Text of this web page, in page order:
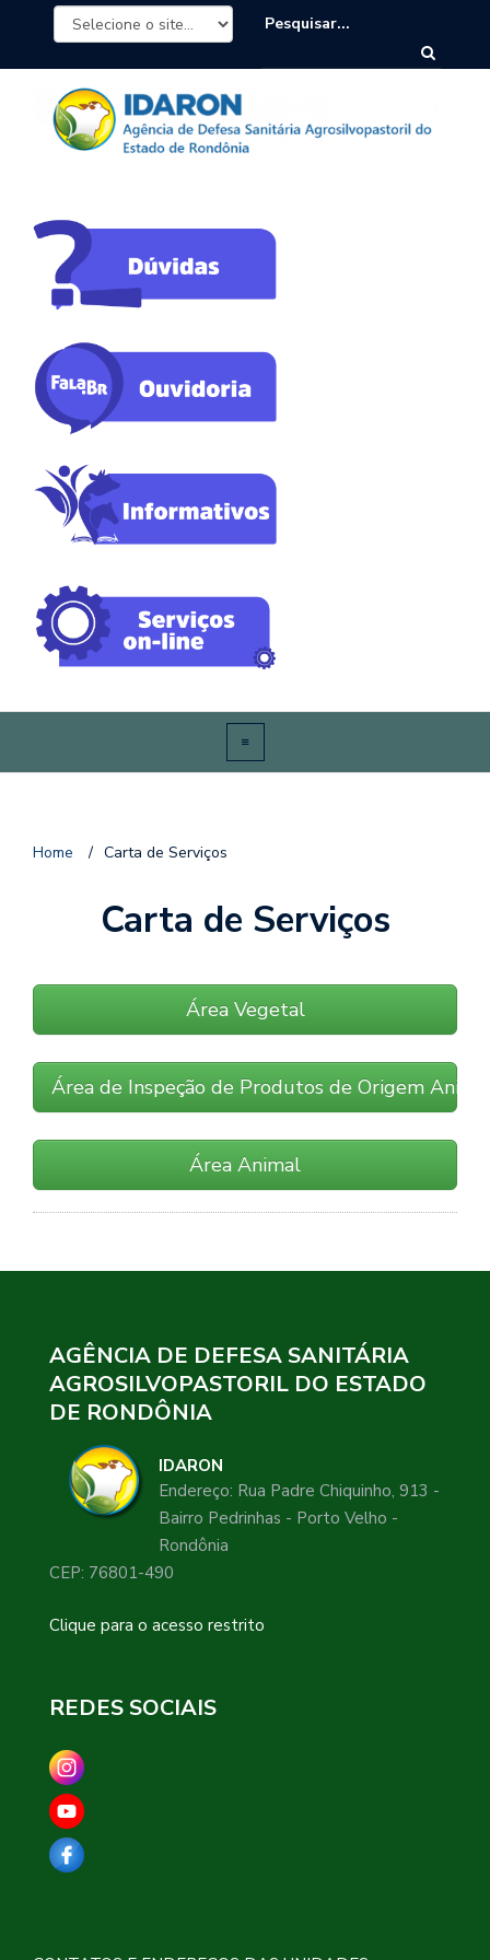
Home / Carta de Serviços
Carta de Serviços
Área Vegetal
Área de Inspeção de Produtos de Origem
Área Animal
AGÊNCIA DE DEFESA SANITÁRIA
AGROSILVOPASTORIL DO ESTADO
DE RONDÔNIA
IDARON
Endereço: Rua Padre Chiquinho, 913 -
Bairro Pedrinhas - Porto Velho -
Rondônia
CEP: 76801-490
Clique para o acesso restrito
REDES SOCIAIS